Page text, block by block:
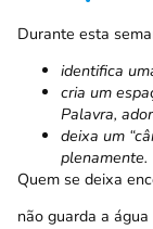
Durante esta
identifica
cria um
Palavra,
deixa um
plenamente.
Quem se deixa
não guarda a